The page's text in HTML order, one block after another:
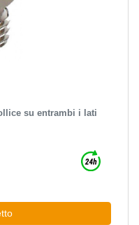
su entrambi i lati